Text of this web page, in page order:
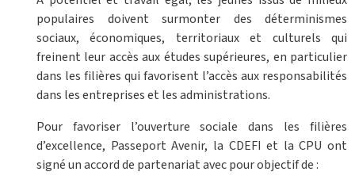
populaires doivent surmonter des déterminismes
sociaux, économiques, territoriaux et culturels qui
freinent leur accès aux études supérieures, en particulier
dans les filières qui favorisent l’accès aux responsabilités
dans les entreprises et les administrations.
Pour favoriser l’ouverture sociale dans les filières
d’excellence, Passeport Avenir, la CDEFI et la CPU ont
signé un accord de partenariat avec pour objectif de :